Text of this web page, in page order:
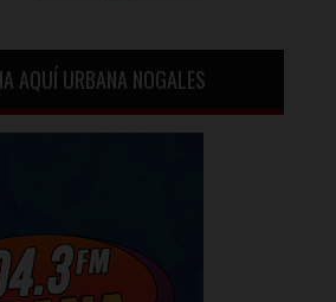
AQUÍ URBANA NOGALES